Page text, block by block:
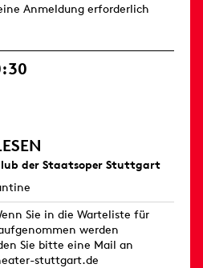
Anmeldung erforderlich
der Staatsoper Stuttgart
Sie in die Warteliste für
werden
Sie bitte eine Mail an
stuttgart.de